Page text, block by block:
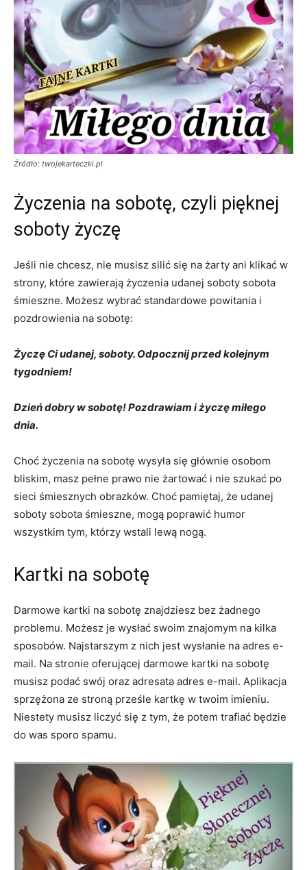
Źródło: twojekarteczki.pl
Życzenia na sobotę, czyli pięknej
soboty życzę
Jeśli nie chcesz, nie musisz silić się na żarty ani klikać w
strony, które zawierają życzenia udanej soboty sobota
śmieszne. Możesz wybrać standardowe powitania i
pozdrowienia na sobotę:
Życzę Ci udanej, soboty. Odpocznij przed kolejnym
tygodniem!
Dzień dobry w sobotę! Pozdrawiam i życzę miłego
dnia.
Choć życzenia na sobotę wysyła się głównie osobom
bliskim, masz pełne prawo nie żartować i nie szukać po
sieci śmiesznych obrazków. Choć pamiętaj, że udanej
soboty sobota śmieszne, mogą poprawić humor
wszystkim tym, którzy wstali lewą nogą.
Kartki na sobotę
Darmowe kartki na sobotę znajdziesz bez żadnego
problemu. Możesz je wysłać swoim znajomym na kilka
sposobów. Najstarszym z nich jest wysłanie na adres e-
mail. Na stronie oferującej darmowe kartki na sobotę
musisz podać swój oraz adresata adres e-mail. Aplikacja
sprzężona ze stroną prześle kartkę w twoim imieniu.
Niestety musisz liczyć się z tym, że potem trafiać będzie
do was sporo spamu.